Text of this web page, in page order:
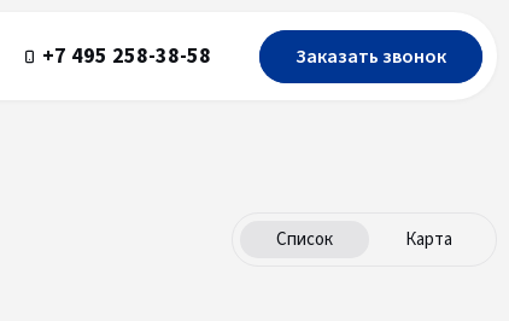
+7 495 258-38-58 Заказать звонок
Список Карта